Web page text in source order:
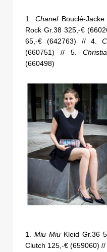
1. ChanelBouclé-
Rock Gr.38 325,-€
65,-€ (642763) // 4.
(660751) // 5.
(660498)
1. Miu Miu Kleid Gr.36
Clutch 125,-€ (659060) //